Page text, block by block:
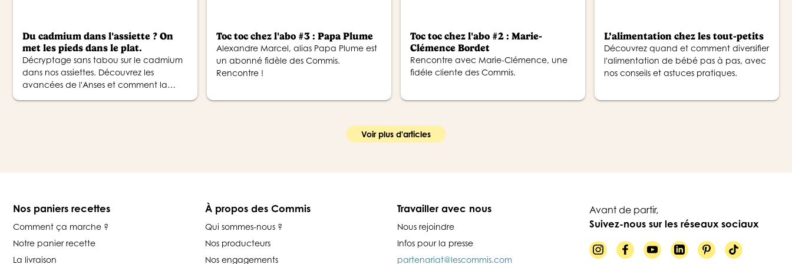
Du cadmium dans l'assiette ? On
met les pieds dans le plat.
Décryptage sans tabou sur le cadmium
dans nos assiettes. Découvrez les
avancées de l'Anses et comment la
Toc toc chez l'abo #3 : Papa Plume
Alexandre Marcel, alias Papa Plume est
un abonné fidèle des Commis.
Rencontre !
Toc toc chez l'abo #2 : Marie-
Clémence Bordet
Rencontre avec Marie-Clémence, une
fidéle cliente des Commis.
L’alimentation chez les tout-petits
Découvrez quand et comment diversifier
l'alimentation de bébé pas à pas, avec
nos conseils et astuces pratiques.
Voir plus d'articles
Nos paniers recettes
Comment ça marche ?
Notre panier recette
La livraison
À propos des Commis
Qui sommes-nous ?
Nos producteurs
Nos engagements
Travailler avec nous
Nous rejoindre
Infos pour la presse
partenariat@lescommis.com
Avant de partir,
Suivez-nous sur les réseaux sociaux